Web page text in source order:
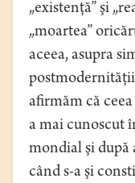
„existenţă” şi
„moartea”
aceea, asupra
afirmăm că
a mai cunoscut
mondial şi după
când s-a şi